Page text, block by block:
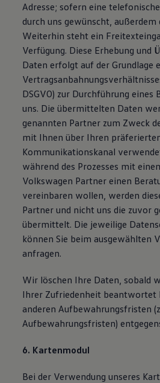
Adresse; sofern eine
durch uns gewünscht,
Weiterhin steht ein
Verfügung. Diese Erhebung und
Daten erfolgt auf der Grundlage
DSGVO) zur Durchführung
uns. Die übermittelten Daten
genannten Partner zum Zweck
mit Ihnen über Ihren
Kommunikationskanal
während des Prozesses mit
Volkswagen Partner einen
vereinbaren wollen, werden
Partner und nicht uns die zuvor
übermittelt. Die jeweilige
können Sie beim ausgewählten
anfragen.
Wir löschen Ihre Daten, sobald
Ihrer Zufriedenheit beantwortet
anderen Aufbewahrungsfristen
Aufbewahrungsfristen)
6. Kartenmodul
Bei der Verwendung unseres